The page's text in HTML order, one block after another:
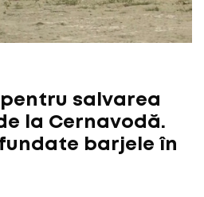
salvarea
la Cernavodă.
barjele în